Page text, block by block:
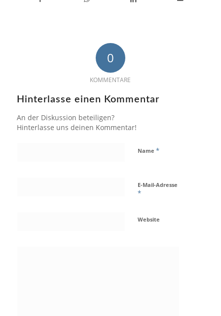
0
KOMMENTARE
Hinterlasse einen Kommentar
An der Diskussion beteiligen?
Hinterlasse uns deinen Kommentar!
Name *
E-Mail-Adresse
*
Website